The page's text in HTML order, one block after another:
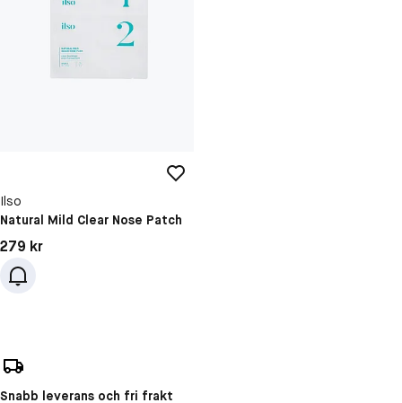
Ilso
Natural Mild Clear Nose Patch
Pris: 279 kr
279 kr
Snabb leverans och fri frakt